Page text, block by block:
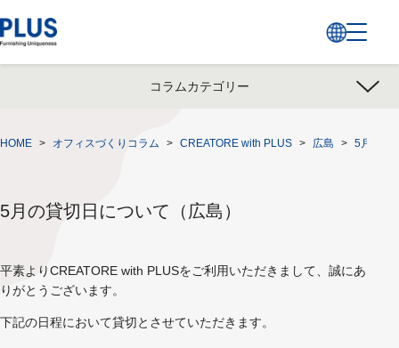
コラムカテゴリー
HOME > オフィスづくりコラム > CREATORE with PLUS > 広島 > 5月の貸
5月の貸切日について（広島）
平素よりCREATORE with PLUSをご利用いただきまして、誠にあ
りがとうございます。
下記の日程において貸切とさせていただきます。